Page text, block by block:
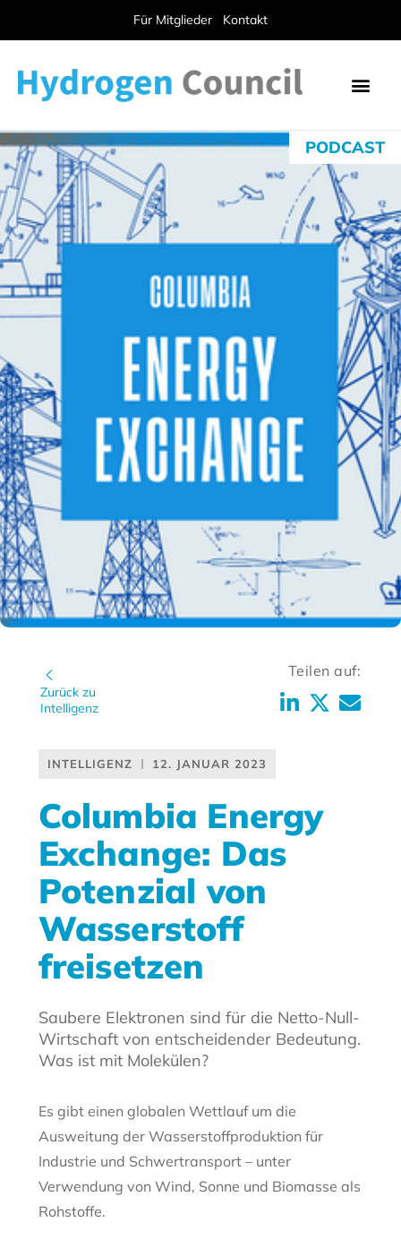
Für Mitglieder Kontakt
PODCAST
Zurück zu
Intelligenz
Teilen auf:
INTELLIGENZ 12. JANUAR 2023
Columbia Energy
Exchange: Das
Potenzial von
Wasserstoff
freisetzen
Saubere Elektronen sind für die Netto-Null-
Wirtschaft von entscheidender Bedeutung.
Was ist mit Molekülen?
Es gibt einen globalen Wettlauf um die
Ausweitung der Wasserstoffproduktion für
Industrie und Schwertransport – unter
Verwendung von Wind, Sonne und Biomasse als
Rohstoffe.